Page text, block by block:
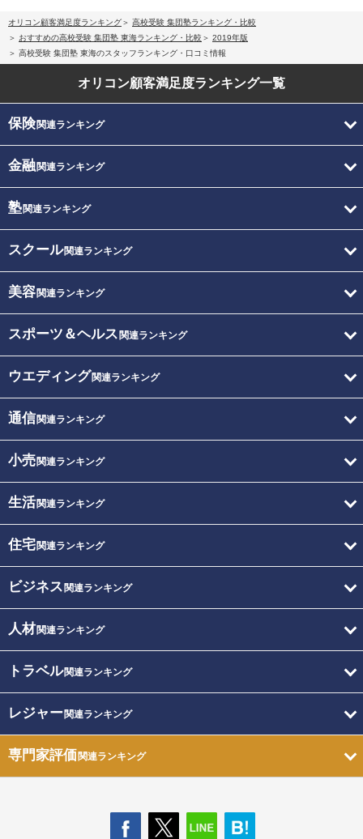
オリコン顧客満足度ランキング
高校受験 集団塾ランキング・比較
おすすめの高校受験 集団塾 東海ランキング・比較
2019年版
高校受験 集団塾 東海のスタッフランキング・口コミ情報
オリコン顧客満足度ランキング一覧
保険関連ランキング
金融関連ランキング
塾関連ランキング
スクール関連ランキング
美容関連ランキング
スポーツ＆ヘルス 関連ランキング
ウエディング関連ランキング
通信関連ランキング
小売関連ランキング
生活関連ランキング
住宅関連ランキング
ビジネス 関連ランキング
人材関連ランキング
トラベル関連ランキング
レジャー関連ランキング
専門家評価関連ランキング